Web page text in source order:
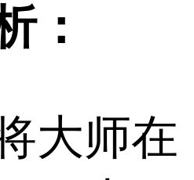
：
大师在